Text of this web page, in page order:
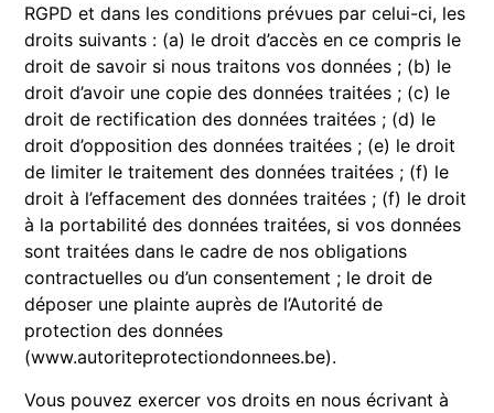
RGPD et dans les conditions prévues par celui-ci, les
droits suivants : (a) le droit d’accès en ce compris le
droit de savoir si nous traitons vos données ; (b) le
droit d’avoir une copie des données traitées ; (c) le
droit de rectification des données traitées ; (d) le
droit d’opposition des données traitées ; (e) le droit
de limiter le traitement des données traitées ; (f) le
droit à l’effacement des données traitées ; (f) le droit
à la portabilité des données traitées, si vos données
sont traitées dans le cadre de nos obligations
contractuelles ou d’un consentement ; le droit de
déposer une plainte auprès de l’Autorité de
protection des données
(www.autoriteprotectiondonnees.be).
Vous pouvez exercer vos droits en nous écrivant à